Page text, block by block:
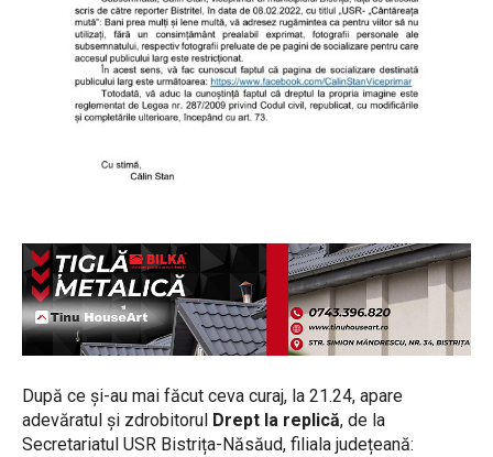
După ce și-au mai făcut ceva curaj, la 21.24, apare
adevăratul și zdrobitorul Drept la replică, de la
Secretariatul USR Bistrița-Năsăud, filiala județeană: